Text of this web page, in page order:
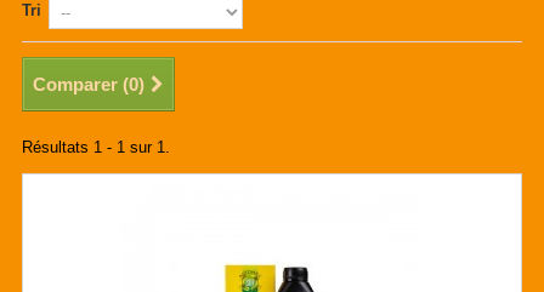
Tri
Comparer (0)
Résultats 1 - 1 sur 1.